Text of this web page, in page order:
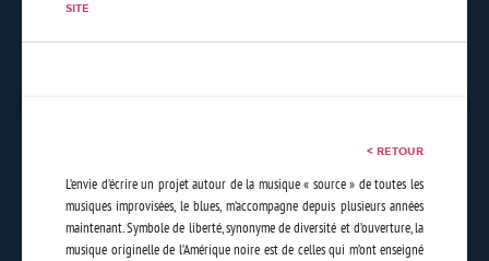
SITE
< RETOUR
L’envie d’écrire un projet autour de la musique « source » de toutes les
musiques improvisées, le blues, m’accompagne depuis plusieurs années
maintenant. Symbole de liberté, synonyme de diversité et d’ouverture, la
musique originelle de l’Amérique noire est de celles qui m’ont enseigné